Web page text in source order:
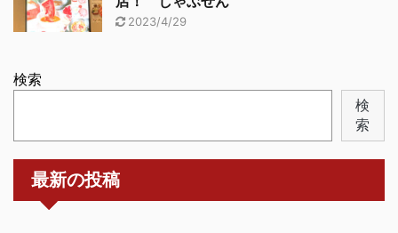
2023/4/29
検索
検
索
最新の投稿